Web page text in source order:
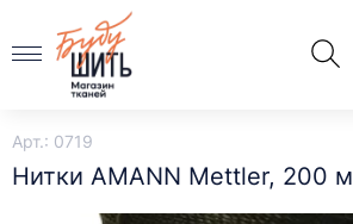
Арт.: 0719
Нитки AMANN Mettler, 200 м